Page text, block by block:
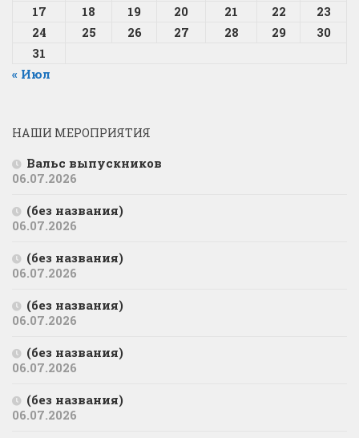
17
18 19 20 21 22
23
24
25 26 27 28 29
30
31
« Июл
НАШИ МЕРОПРИЯТИЯ
Вальс выпускников
06.07.2026
(без названия)
06.07.2026
(без названия)
06.07.2026
(без названия)
06.07.2026
(без названия)
06.07.2026
(без названия)
06.07.2026